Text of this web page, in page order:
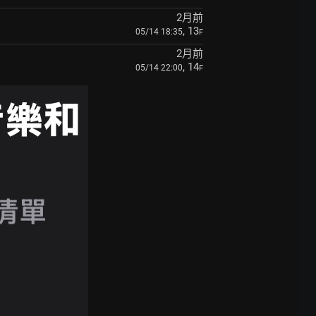
2月前
05/14 18:35, 13F
2月前
05/14 22:00, 14F